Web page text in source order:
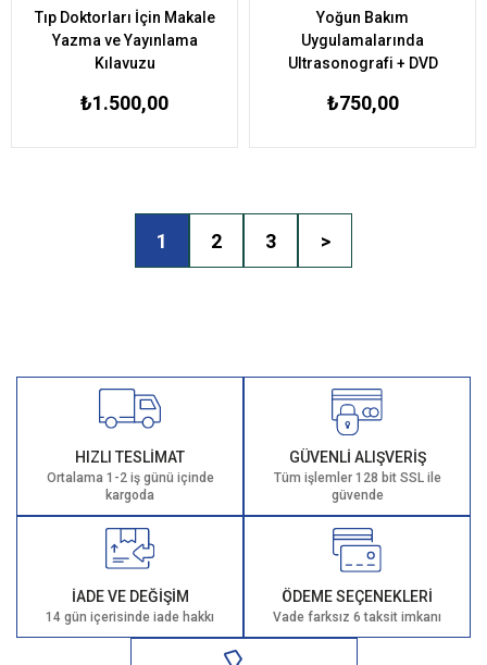
Tıp Doktorları İçin Makale
Yazma ve Yayınlama
Kılavuzu
₺1.500,00
Yoğun Bakım
Uygulamalarında
Ultrasonografi + DVD
₺750,00
1 2 3 >
HIZLI TESLİMAT
Ortalama 1-2 iş günü içinde
kargoda
GÜVENLİ ALIŞVERİŞ
Tüm işlemler 128 bit SSL ile
güvende
İADE VE DEĞİŞİM
14 gün içerisinde iade hakkı
ÖDEME SEÇENEKLERİ
Vade farksız 6 taksit imkanı